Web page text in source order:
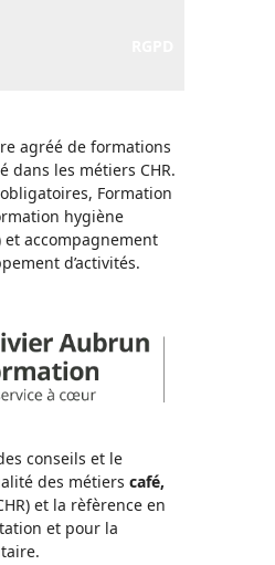
agréé de formations
dans les métiers CHR.
Formation
hygiène
et accompagnement
d’activités.
conseils et le
des métiers café,
et la rèfèrence en
et pour la